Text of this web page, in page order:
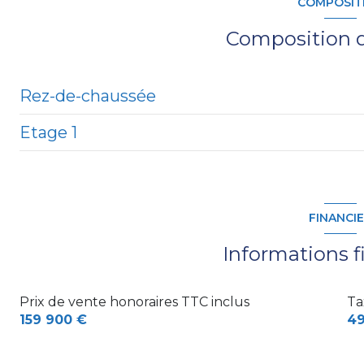
Composition
Rez-de-chaussée
salon/sejour
Etage 1
Informations
Prix de vente honoraires TTC inclus
159 900 €